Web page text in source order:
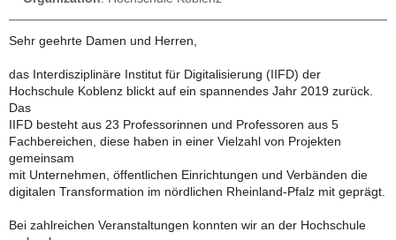
Sehr geehrte Damen und Herren,
das Interdisziplinäre Institut für Digitalisierung (IIFD) der
Hochschule Koblenz blickt auf ein spannendes Jahr 2019 zurück.
Das
IIFD besteht aus 23 Professorinnen und Professoren aus 5
Fachbereichen, diese haben in einer Vielzahl von Projekten
gemeinsam
mit Unternehmen, öffentlichen Einrichtungen und Verbänden die
digitalen Transformation im nördlichen Rheinland-Pfalz mit geprägt.
Bei zahlreichen Veranstaltungen konnten wir an der Hochschule